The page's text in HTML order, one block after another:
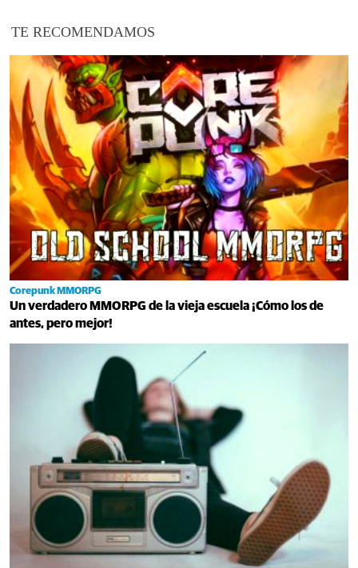
TE RECOMENDAMOS
Corepunk MMORPG
Un verdadero MMORPG de la vieja escuela ¡Cómo los de
antes, pero mejor!